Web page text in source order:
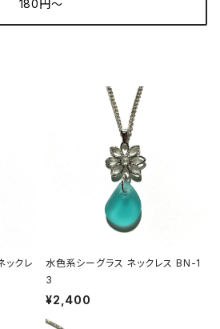
180円～
ックレ
水色系シーグラス ネックレス BN-1
3
¥2,400